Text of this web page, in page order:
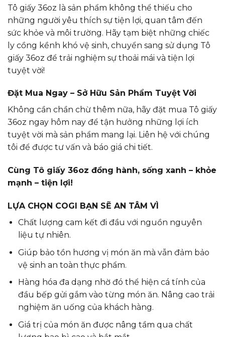
Tô giấy 36oz là sản phẩm không thể thiếu cho
những người yêu thích sự tiện lợi, quan tâm đến
sức khỏe và môi trường. Hãy tạm biệt những chiếc
ly cồng kềnh khó vệ sinh, chuyển sang sử dụng Tô
giấy 36oz để trải nghiệm sự thoải mái và tiện lợi
tuyệt vời!
Đặt Mua Ngay – Sở Hữu Sản Phẩm Tuyệt Vời
Không cần chần chừ thêm nữa, hãy đặt mua Tô giấy
36oz ngay hôm nay để tận hưởng những lợi ích
tuyệt vời mà sản phẩm mang lại. Liên hệ với chúng
tôi để được tư vấn và báo giá chi tiết.
Cùng Tô giấy 36oz đồng hành, sống xanh – khỏe
mạnh – tiện lợi!
LỰA CHỌN COGI BẠN SẼ AN TÂM VÌ
Chất lượng cam kết đi đầu với nguồn nguyên
liệu tự nhiên.
Giúp bảo tồn hương vị món ăn mà vẫn đảm bảo
vệ sinh an toàn thực phẩm.
Hàng hóa đa dạng nhờ đó thể hiện cá tính của
đầu bếp gửi gắm vào từng món ăn. Nâng cao trải
nghiệm ăn uống của khách hàng.
Giá trị của món ăn được nâng tầm qua chất